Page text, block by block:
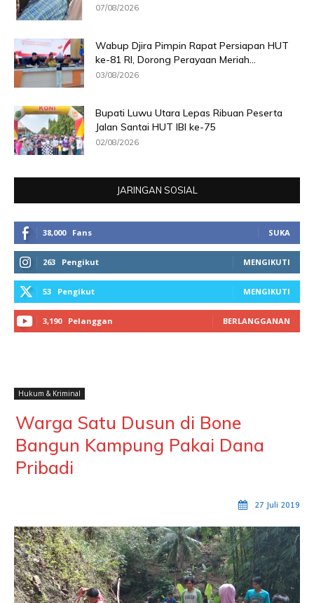
07/08/2026
Wabup Djira Pimpin Rapat Persiapan HUT
ke-81 RI, Dorong Perayaan Meriah...
03/08/2026
Bupati Luwu Utara Lepas Ribuan Peserta
Jalan Santai HUT IBI ke-75
02/08/2026
JARINGAN SOSIAL
38,000 Fans SUKA
263 Pengikut MENGIKUTI
53 Pengikut MENGIKUTI
3,190 Pelanggan BERLANGGANAN